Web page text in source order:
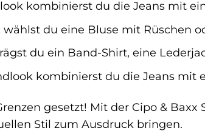
kombinierst du die Jeans mit
du eine Bluse mit Rüschen
du ein Band-Shirt, eine
kombinierst du die Jeans mit
gesetzt! Mit der Cipo &
Stil zum Ausdruck bringen.